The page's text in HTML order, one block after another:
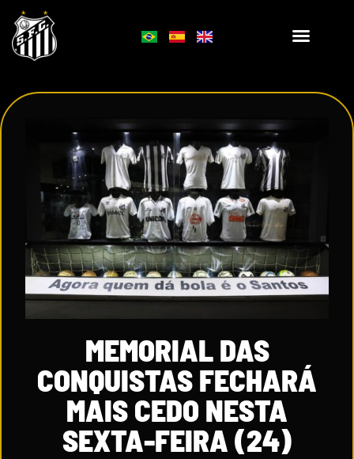
MEMORIAL DAS
CONQUISTAS FECHARÁ
MAIS CEDO NESTA
SEXTA-FEIRA (24)